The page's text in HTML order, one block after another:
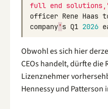
full end
officer Rene Haas
company' s Q1 2026
Obwohl es sich hier
CEOs handelt, dürfte die
Lizenznehmer
Hennessy und Patterson